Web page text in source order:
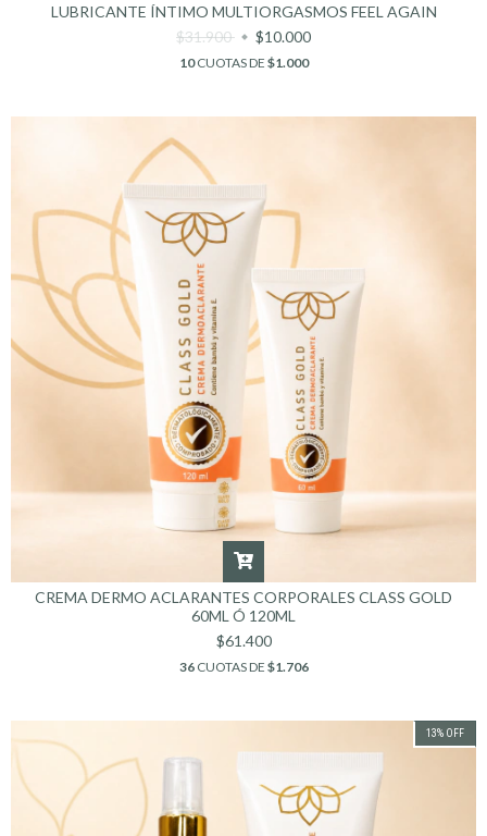
LUBRICANTE ÍNTIMO MULTIORGASMOS FEEL AGAIN
$31.900
$10.000
10CUOTAS DE $1.000
CREMA DERMO ACLARANTES CORPORALES CLASS GOLD
60ML Ó 120ML
$61.400
36CUOTAS DE $1.706
13% OFF